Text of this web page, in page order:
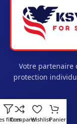
filtres
ComparerWishlistPanier
Votre partenaire
protection